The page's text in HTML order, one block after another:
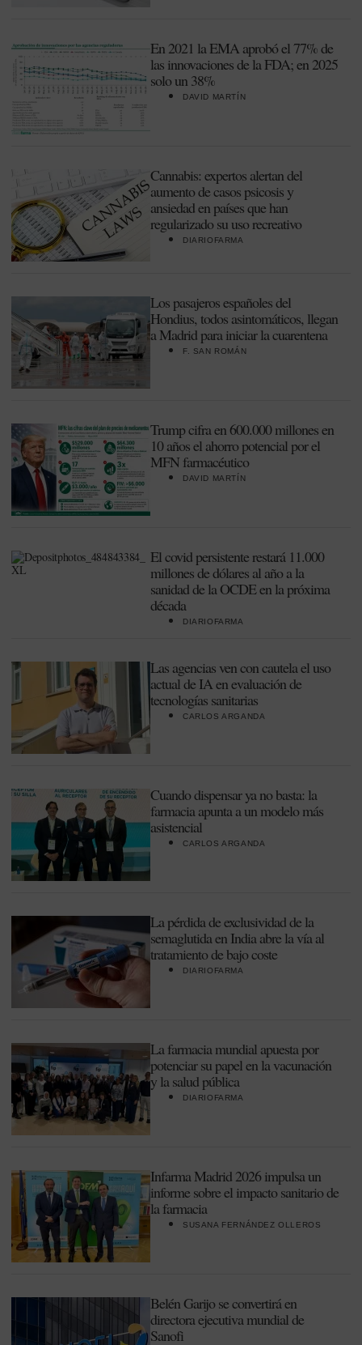
En 2021 la EMA aprobó el 77% de
las innovaciones de la FDA; en 2025
solo un 38%
DAVID MARTÍN
Cannabis: expertos alertan del
aumento de casos psicosis y
ansiedad en países que han
regularizado su uso recreativo
DIARIOFARMA
Los pasajeros españoles del
Hondius, todos asintomáticos, llegan
a Madrid para iniciar la cuarentena
F. SAN ROMÁN
Trump cifra en 600.000 millones en
10 años el ahorro potencial por el
MFN farmacéutico
DAVID MARTÍN
El covid persistente restará 11.000
millones de dólares al año a la
sanidad de la OCDE en la próxima
década
DIARIOFARMA
Las agencias ven con cautela el uso
actual de IA en evaluación de
tecnologías sanitarias
CARLOS ARGANDA
Cuando dispensar ya no basta: la
farmacia apunta a un modelo más
asistencial
CARLOS ARGANDA
La pérdida de exclusividad de la
semaglutida en India abre la vía al
tratamiento de bajo coste
DIARIOFARMA
La farmacia mundial apuesta por
potenciar su papel en la vacunación
y la salud pública
DIARIOFARMA
Infarma Madrid 2026 impulsa un
informe sobre el impacto sanitario de
la farmacia
SUSANA FERNÁNDEZ OLLEROS
Belén Garijo se convertirá en
directora ejecutiva mundial de
Sanofi